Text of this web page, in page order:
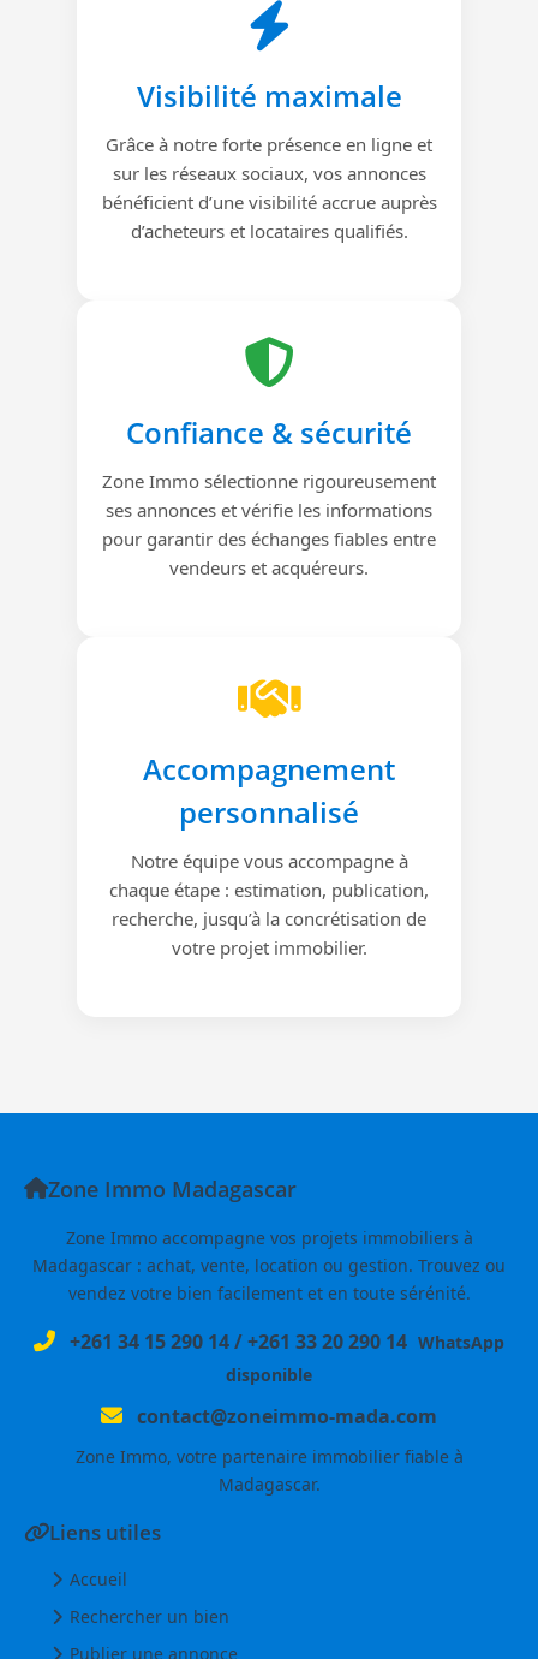
Visibilité maximale
Grâce à notre forte présence en ligne et
sur les réseaux sociaux, vos annonces
bénéficient d’une visibilité accrue auprès
d’acheteurs et locataires qualifiés.
Confiance & sécurité
Zone Immo sélectionne rigoureusement
ses annonces et vérifie les informations
pour garantir des échanges fiables entre
vendeurs et acquéreurs.
Accompagnement
personnalisé
Notre équipe vous accompagne à
chaque étape : estimation, publication,
recherche, jusqu’à la concrétisation de
votre projet immobilier.
Zone Immo Madagascar
Zone Immo accompagne vos projets immobiliers à
Madagascar : achat, vente, location ou gestion. Trouvez ou
vendez votre bien facilement et en toute sérénité.
+261 34 15 290 14/+261 33 20 290 14 WhatsApp
disponible
contact@zoneimmo-mada.com
Zone Immo, votre partenaire immobilier fiable à
Madagascar.
Liens utiles
Accueil
Rechercher un bien
Publier une annonce